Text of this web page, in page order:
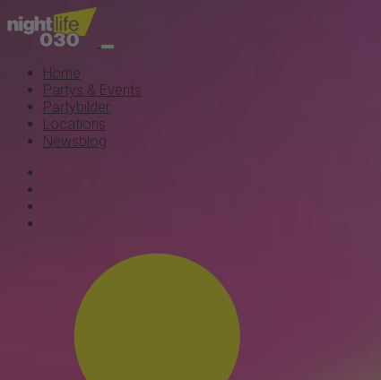
Home
Partys & Events
Partybilder
Locations
Newsblog